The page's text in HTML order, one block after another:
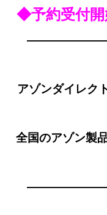
◆予約受付開
アゾンダイレク
全国のアゾン製